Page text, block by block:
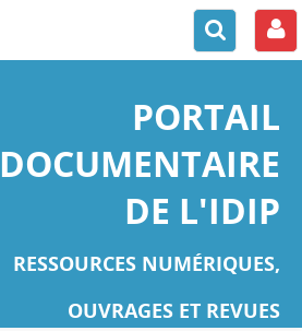
PORTAIL
DOCUMENTAIRE
DE L'IDIP
RESSOURCES NUMÉRIQUES,
OUVRAGES ET REVUES